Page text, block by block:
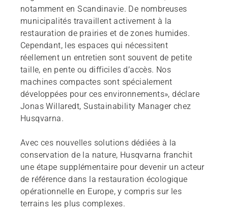
notamment en Scandinavie. De nombreuses
municipalités travaillent activement à la
restauration de prairies et de zones humides.
Cependant, les espaces qui nécessitent
réellement un entretien sont souvent de petite
taille, en pente ou difficiles d’accès. Nos
machines compactes sont spécialement
développées pour ces environnements», déclare
Jonas Willaredt, Sustainability Manager chez
Husqvarna.
Avec ces nouvelles solutions dédiées à la
conservation de la nature, Husqvarna franchit
une étape supplémentaire pour devenir un acteur
de référence dans la restauration écologique
opérationnelle en Europe, y compris sur les
terrains les plus complexes.